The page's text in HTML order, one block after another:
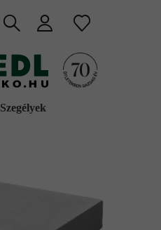
Szegélyek